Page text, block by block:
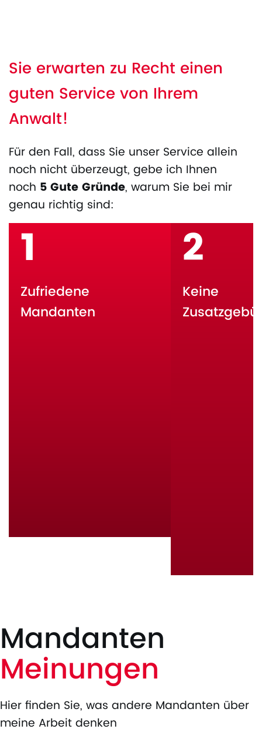
Sie erwarten zu Recht einen
guten Service von Ihrem
Anwalt!
Für den Fall, dass Sie unser Service allein
noch nicht überzeugt, gebe ich Ihnen
noch 5 Gute Gründe, warum Sie bei mir
genau richtig sind:
1
Zufriedene
Mandanten
2
Keine
Mandanten
Meinungen
Hier finden Sie, was andere Mandanten über
meine Arbeit denken